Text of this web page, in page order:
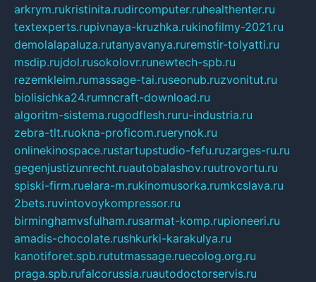
arkrym.rukristinita.rudircomputer.ruhealthenter.ru
textexperts.rupivnaya-kruzhka.rukinofilmy-2021.ru
demolalapaluza.rutanyavanya.ruremstir-tolyatti.ru
msdip.rujdol.rusokolovr.runewtech-spb.ru
rezemkleim.rumassage-tai.ruseonub.ruzvonitut.ru
biolisichka24.rumncraft-download.ru
algoritm-sistema.rugodflesh.ruru-industria.ru
zebra-tlt.ruokna-proficom.ruerynok.ru
onlinekinospace.rustartupstudio-fefu.ruzarges-ru.ru
gegenjustizunrecht.ruautobalashov.ruutrovortu.ru
spiski-firm.ruelara-m.rukinomusorka.rumkcslava.ru
2bets.ruvintovoykompressor.ru
birminghamvsfulham.rusarmat-komp.rupioneeri.ru
amadis-chocolate.rushkurki-karakulya.ru
kanotiforet.spb.rututmassage.ruecolog.org.ru
praga.spb.rufalcorussia.ruautodoctorservis.ru